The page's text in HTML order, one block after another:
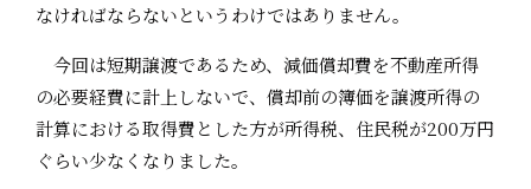
なければならないというわけではありません。
今回は短期譲渡であるため、減価償却費を不動産所得
の必要経費に計上しないで、償却前の簿価を譲渡所得の
計算における取得費とした方が所得税、住民税が200万円
ぐらい少なくなりました。